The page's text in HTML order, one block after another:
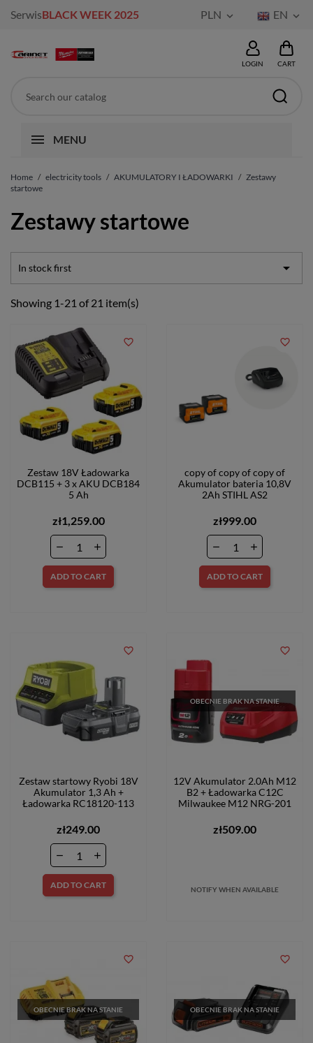
SerwisBLACK WEEK 2025 PLN  EN 
LOGIN CART
MENU
Home electricity tools AKUMULATORY I ŁADOWARKI
Zestawy
startowe
Zestawy startowe
In stock first 
Showing 1-21 of 21 item(s)
Zestaw 18V Ładowarka
DCB115 + 3 x AKU DCB184
5 Ah
zł1,259.00
ADD TO CART
favorite_border
copy of copy of copy of
Akumulator bateria 10,8V
2Ah STIHL AS2
zł999.00
ADD TO CART
favorite_border
Zestaw startowy Ryobi 18V
Akumulator 1,3 Ah +
Ładowarka RC18120-113
zł249.00
ADD TO CART
favorite_border
OBECNIE BRAK NA STANIE
12V Akumulator 2.0Ah M12
B2 + Ładowarka C12C
Milwaukee M12 NRG-201
zł509.00
NOTIFY WHEN AVAILABLE
favorite_border
OBECNIE BRAK NA STANIE
favorite_border
OBECNIE BRAK NA STANIE
favorite_border